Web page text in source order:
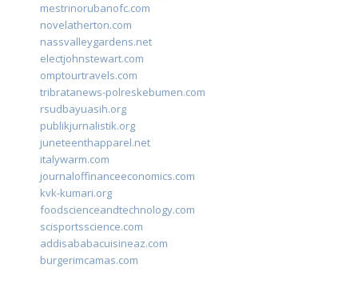
mestrinorubanofc.com
novelatherton.com
nassvalleygardens.net
electjohnstewart.com
omptourtravels.com
tribratanews-polreskebumen.com
rsudbayuasih.org
publikjurnalistik.org
juneteenthapparel.net
italywarm.com
journaloffinanceeconomics.com
kvk-kumari.org
foodscienceandtechnology.com
scisportsscience.com
addisababacuisineaz.com
burgerimcamas.com